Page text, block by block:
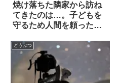
焼け落ちた隣家から訪ね
てきたのは…。子どもを
守るため人間を頼った母
どうぶつ